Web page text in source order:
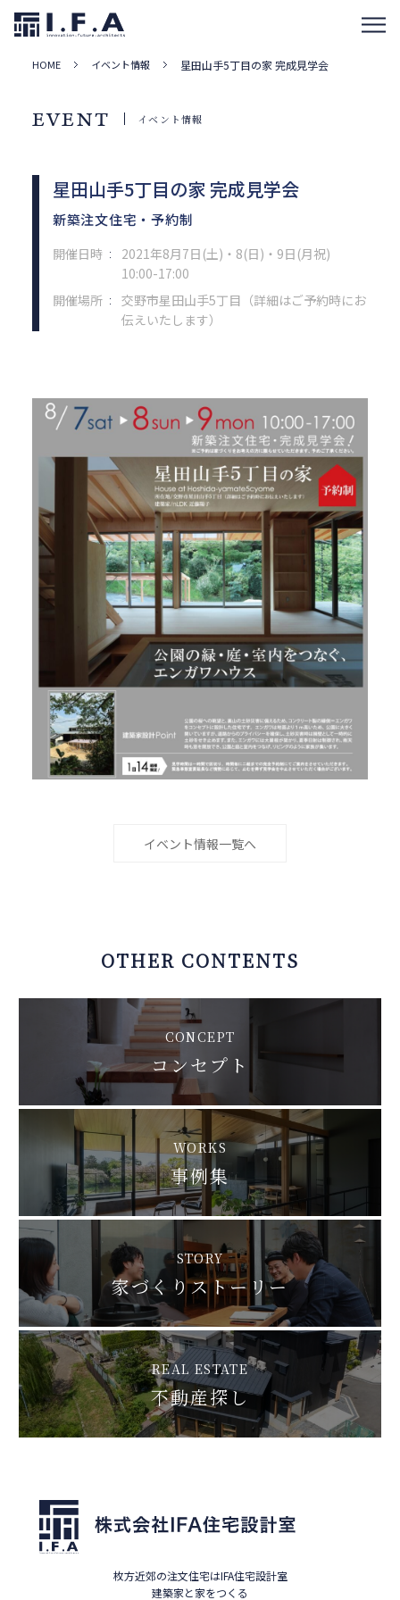
HOME イベント情報 星田山手5丁目の家 完成見学会
EVENT イベント情報
星田山手5丁目の家 完成見学会
新築注文住宅・予約制
開催日時 ：
2021年8月7日(土)・8(日)・9日(月祝)
10:00-17:00
開催場所 ：
交野市星田山手5丁目（詳細はご予約時にお
伝えいたします）
イベント情報一覧へ
OTHER CONTENTS
CONCEPT
コンセプト
WORKS
事例集
STORY
家づくりストーリー
REAL ESTATE
不動産探し
枚方近郊の注文住宅はIFA住宅設計室
建築家と家をつくる